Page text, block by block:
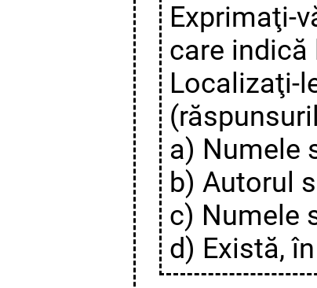
Exprimaţi-
care
Localizaţi-
a) Numele
b) Autorul
c) Numele
d) Există,